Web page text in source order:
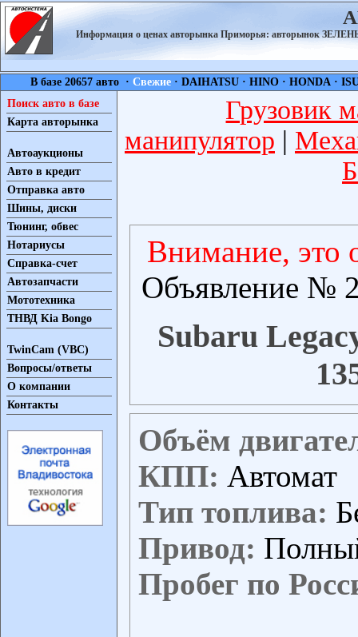
Информация о ценах авторынка Приморья: авторынок
В базе 20657 авто ·Свежие ·DAIHATSU ·HINO ·HONDA ·
Поиск авто в базе
Карта авторынка
Автоаукционы
Авто в кредит
Отправка авто
Шины, диски
Тюнинг, обвес
Нотариусы
Справка-счет
Автозапчасти
Мототехника
ТНВД Kia Bongo
TwinCam (VBC)
Вопросы/ответы
О компании
Контакты
Грузовик
манипулятор |
Внимание, это
Объявление №
Subaru
Объём
КПП: Автомат
Тип топлива:
Привод:
Пробег по